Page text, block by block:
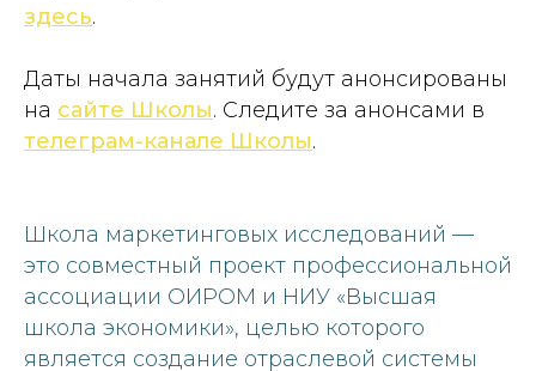
здесь.
Даты начала занятий будут анонсированы
на сайте Школы. Следите за анонсами в
телеграм-канале Школы.
Школа маркетинговых исследований —
это совместный проект профессиональной
ассоциации ОИРОМ и НИУ «Высшая
школа экономики», целью которого
является создание отраслевой системы